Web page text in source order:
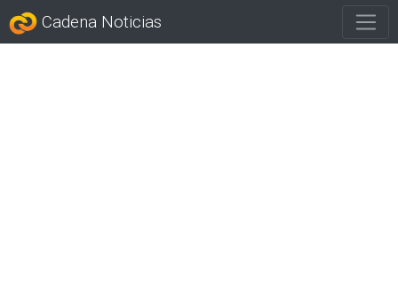
Cadena Noticias